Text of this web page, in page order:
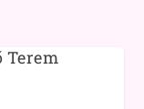
Terem